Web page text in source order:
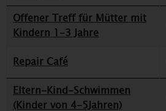
Offener Treff für Mütter mit
Kindern 1-3 Jahre
Repair Café
Eltern-Kind-Schwimmen
(Kinder von 4-5Jahren)